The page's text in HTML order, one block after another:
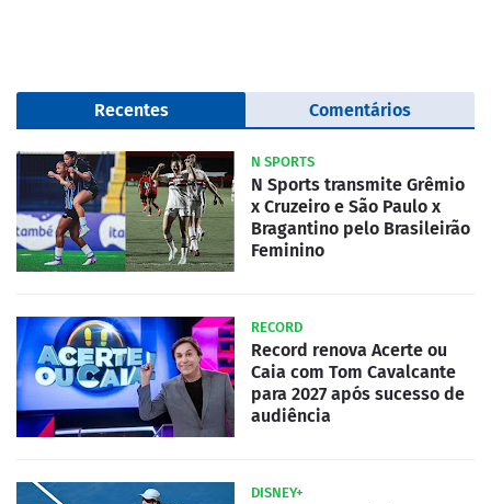
Recentes Comentários
N SPORTS
N Sports transmite Grêmio
x Cruzeiro e São Paulo x
Bragantino pelo Brasileirão
Feminino
RECORD
Record renova Acerte ou
Caia com Tom Cavalcante
para 2027 após sucesso de
audiência
DISNEY+